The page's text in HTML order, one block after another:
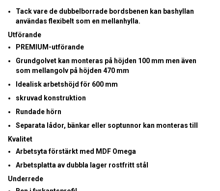
Tack vare de dubbelborrade bordsbenen kan bashyllan
användas flexibelt som en mellanhylla.
Utförande
PREMIUM-utförande
Grundgolvet kan monteras på höjden 100 mm men även
som mellangolv på höjden 470 mm
Idealisk arbetshöjd för 600 mm
skruvad konstruktion
Rundade hörn
Separata lådor, bänkar eller soptunnor kan monteras till
Kvalitet
Arbetsyta förstärkt med MDF Omega
Arbetsplatta av dubbla lager rostfritt stål
Underrede